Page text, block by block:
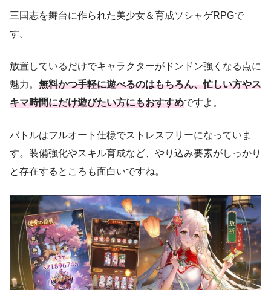
三国志を舞台に作られた美少女＆育成ソシャゲRPGで
す。
放置しているだけでキャラクターがドンドン強くなる点に
魅力。 無料かつ手軽に遊べるのはもちろん、忙しい方やス
キマ時間にだけ遊びたい方にもおすすめですよ。
バトルはフルオート仕様でストレスフリーになっていま
す。装備強化やスキル育成など、やり込み要素がしっかり
と存在するところも面白いですね。